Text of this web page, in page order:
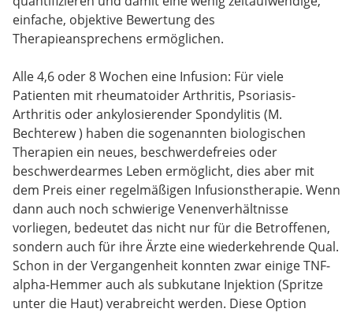
einfache, objektive Bewertung des
Therapieansprechens ermöglichen.
Alle 4,6 oder 8 Wochen eine Infusion: Für viele
Patienten mit rheumatoider Arthritis, Psoriasis-
Arthritis oder ankylosierender Spondylitis (M.
Bechterew ) haben die sogenannten biologischen
Therapien ein neues, beschwerdefreies oder
beschwerdearmes Leben ermöglicht, dies aber mit
dem Preis einer regelmäßigen Infusionstherapie. Wenn
dann auch noch schwierige Venenverhältnisse
vorliegen, bedeutet das nicht nur für die Betroffenen,
sondern auch für ihre Ärzte eine wiederkehrende Qual.
Schon in der Vergangenheit konnten zwar einige TNF-
alpha-Hemmer auch als subkutane Injektion (Spritze
unter die Haut) verabreicht werden. Diese Option